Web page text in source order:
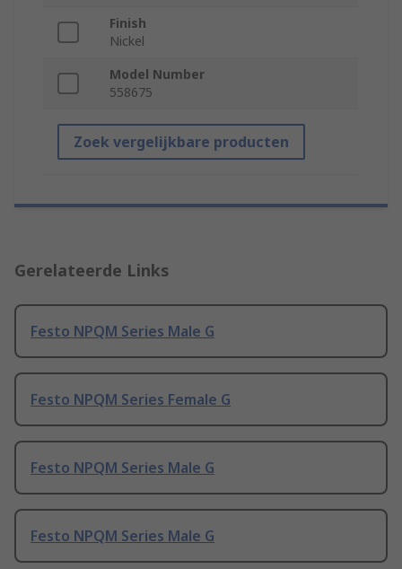
Finish
Nickel
Model Number
558675
Zoek vergelijkbare producten
Gerelateerde Links
Festo NPQM Series Male G
Festo NPQM Series Female G
Festo NPQM Series Male G
Festo NPQM Series Male G